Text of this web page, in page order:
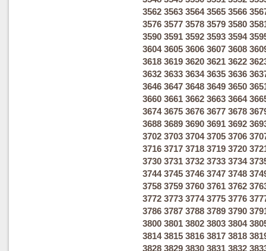
3562 3563 3564 3565 3566
3576 3577 3578 3579 3580
3590 3591 3592 3593 3594
3604 3605 3606 3607 3608
3618 3619 3620 3621 3622
3632 3633 3634 3635 3636
3646 3647 3648 3649 3650
3660 3661 3662 3663 3664
3674 3675 3676 3677 3678
3688 3689 3690 3691 3692
3702 3703 3704 3705 3706
3716 3717 3718 3719 3720
3730 3731 3732 3733 3734
3744 3745 3746 3747 3748
3758 3759 3760 3761 3762
3772 3773 3774 3775 3776
3786 3787 3788 3789 3790
3800 3801 3802 3803 3804
3814 3815 3816 3817 3818
3828 3829 3830 3831 3832